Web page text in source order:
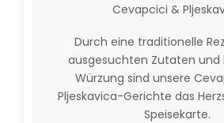
Cevapcici &
Durch eine traditionelle
ausgesuchten Zutaten und
Würzung sind unsere
Pljeskavica-Gerichte das
Speisekarte.